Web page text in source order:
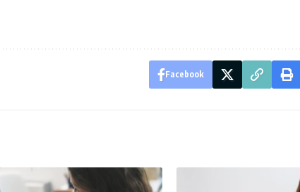
Facebook